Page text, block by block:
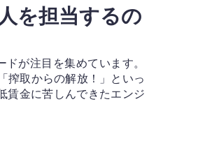
を担当するの
が注目を集めています。
搾取からの解放！」といっ
賃金に苦しんできたエンジ